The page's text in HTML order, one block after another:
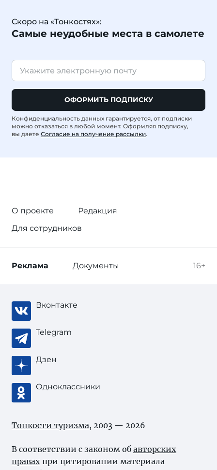
Скоро на «Тонкостях»:
Самые неудобные места в самолете
ОФОРМИТЬ ПОДПИСКУ
Конфиденциальность данных гарантируется, от подписки
можно отказаться в любой момент. Оформляя подписку,
вы даете Согласие на получение рассылки.
О проекте
Редакция
Для сотрудников
16+
Реклама Документы
Вконтакте
Telegram
Дзен
Одноклассники
Тонкости туризма, 2003 — 2026
В соответствии с законом об авторских
правах при цитировании материала